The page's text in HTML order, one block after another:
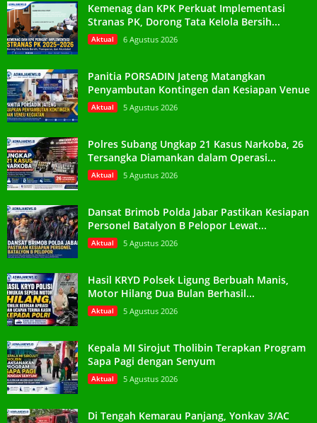
Kemenag dan KPK Perkuat Implementasi
Stranas PK, Dorong Tata Kelola Bersih...
Aktual 6 Agustus 2026
Panitia PORSADIN Jateng Matangkan
Penyambutan Kontingen dan Kesiapan Venue
Aktual 5 Agustus 2026
Polres Subang Ungkap 21 Kasus Narkoba, 26
Tersangka Diamankan dalam Operasi...
Aktual 5 Agustus 2026
Dansat Brimob Polda Jabar Pastikan Kesiapan
Personel Batalyon B Pelopor Lewat...
Aktual 5 Agustus 2026
Hasil KRYD Polsek Ligung Berbuah Manis,
Motor Hilang Dua Bulan Berhasil...
Aktual 5 Agustus 2026
Kepala MI Sirojut Tholibin Terapkan Program
Sapa Pagi dengan Senyum
Aktual 5 Agustus 2026
Di Tengah Kemarau Panjang, Yonkav 3/AC